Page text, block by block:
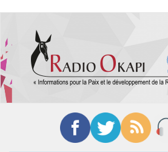
contenu
principal